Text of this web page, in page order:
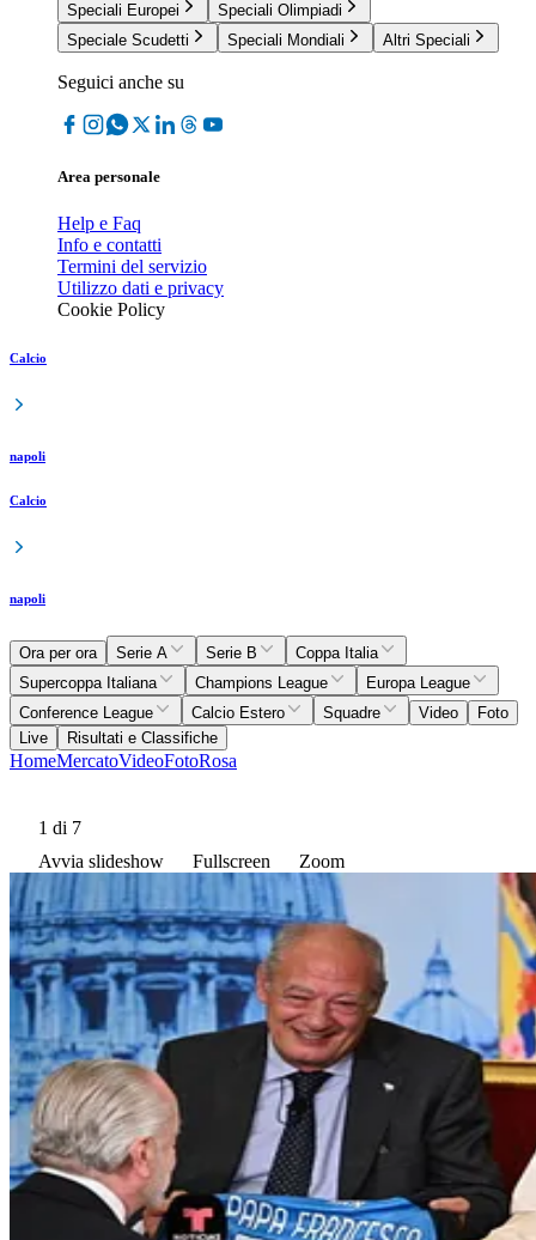
Speciali Europei
Speciali Olimpiadi
Speciale Scudetti
Speciali Mondiali Altri Speciali
Seguici anche su
Area personale
Help e Faq
Info e contatti
Termini del servizio
Utilizzo dati e privacy
Cookie Policy
Calcio
napoli
Calcio
napoli
Ora per ora Serie A Serie B
Coppa Italia
Supercoppa Italiana
Champions League
Europa League
Conference League
Calcio Estero Squadre Video
Foto
Live
Risultati e Classifiche
HomeMercatoVideoFotoRosa
1 di 7
Avvia slideshow
Fullscreen Zoom